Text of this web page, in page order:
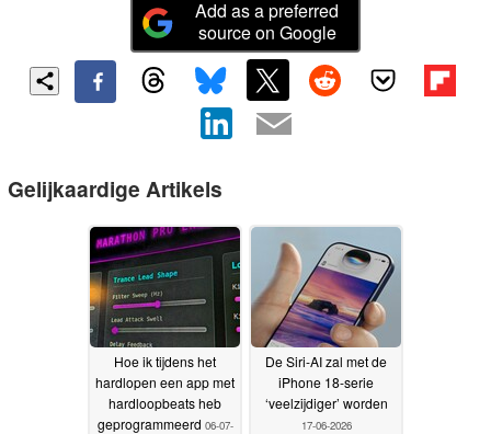
Add as a preferred
source on Google
Gelijkaardige Artikels
Hoe ik tijdens het
hardlopen een app met
hardloopbeats heb
geprogrammeerd 06-07-
De Siri-AI zal met de
iPhone 18-serie
‘veelzijdiger’ worden
17-06-2026